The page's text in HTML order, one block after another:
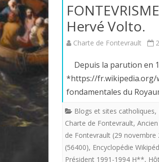
Hervé Volto.
Charte de Fontevrault
Depuis la parution en
*https://fr.wikipedia.org/
fondamentales du
Blogs et sites catholiques,
Charte de Fontevrault,
de Fontevrault (29 novembre
(56400), Encyclopédie
Président 1991-1994 H**,